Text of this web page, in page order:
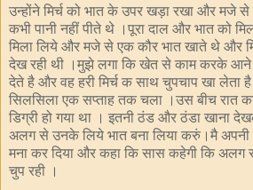
उन्होंने मिर्च को भात के उपर खड़ा रखा और मजे
कभी पानी नहीं पीते थे ।पूरा दाल और भात को
मिला लिये और मजे से एक कौर भात खाते थे और
देख रही थी ।मुझे लगा कि खेत से काम करके आने
देते है और वह हरी मिर्च क साथ चुपचाप खा लेता है
सिलसिला एक सप्ताह तक चला ।उस बीच रात
डिग्री हो गया था । इतनी ठंड और ठंडा खाना
अलग से उनके लिये भात बना लिया करुं।मै अपनी
मना कर दिया और कहा कि सास कहेगी कि अलग
चुप रही ।